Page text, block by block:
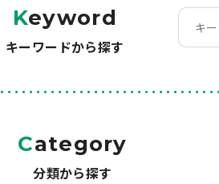
Keyword
キーワードから探す
Category
分類から探す